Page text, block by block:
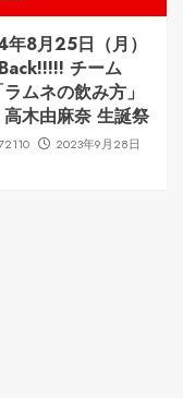
8月25日（月）
チーム
ムネの飲み方」
木由麻奈 生誕祭
2023年9月28日